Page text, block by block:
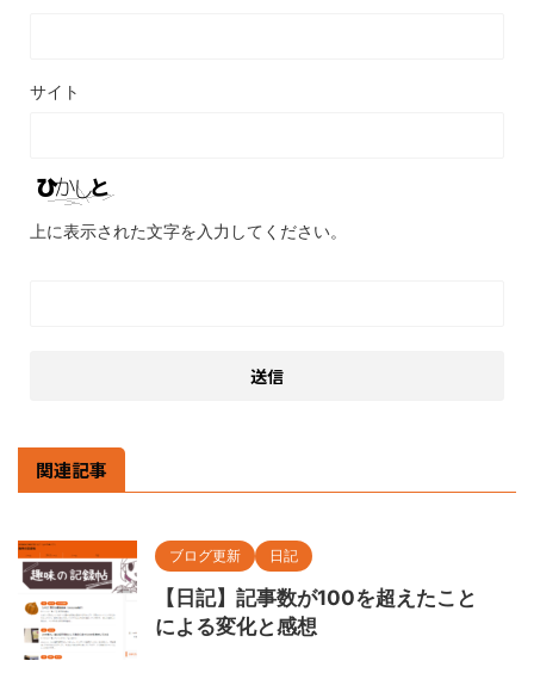
サイト
上に表示された文字を入力してください。
関連記事
ブログ更新 日記
【日記】記事数が100を超えたこと
による変化と感想